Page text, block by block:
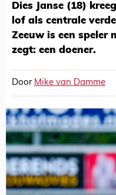
Dies Janse (18)
lof als centrale
Zeeuw is een speler
zegt: een doener.
Door Mike van Damme